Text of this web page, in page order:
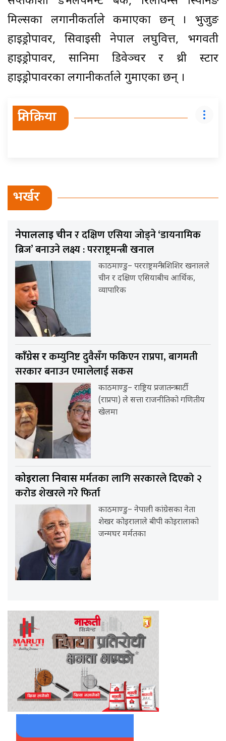
मिल्सका लगानीकर्ताले कमाएका छन् । भुजुङ
हाइड्रोपावर, सिवाइसी नेपाल लघुवित्त, भगवती
हाइड्रोपावर, सानिमा डिवेञ्चर र थ्री स्टार
हाइड्रोपावरका लगानीकर्ताले गुमाएका छन् ।
प्रतिक्रिया
भर्खर
नेपाललाई चीनर दक्षिण एसिया जोड्ने ‘डायनामिक
ब्रिज’ बनाउने लक्ष्य : परराष्ट्रमन्त्री खनाल
काठमाण्डु– परराष्ट्रमन्त्री शिशिर खनालले
चीन र दक्षिण एसियाबीच आर्थिक,
व्यापारिक
काँग्रेस रकम्युनिष्ट दुवैसँग फकिएन राप्रपा, बागमती
सरकार बनाउन एमालेलाई सकस
काठमाण्डु– राष्ट्रिय प्रजातन्त्र पार्टी
(राप्रपा) ले सत्ता राजनीतिको गणितीय
खेलमा
कोइराला निवासमर्मतका लागि सरकारले दिएको २
करोड शेखरले गरे फिर्ता
काठमाण्डु– नेपाली कांग्रेसका नेता
शेखर कोइरालाले बीपी कोइरालाको
जन्मघर मर्मतका